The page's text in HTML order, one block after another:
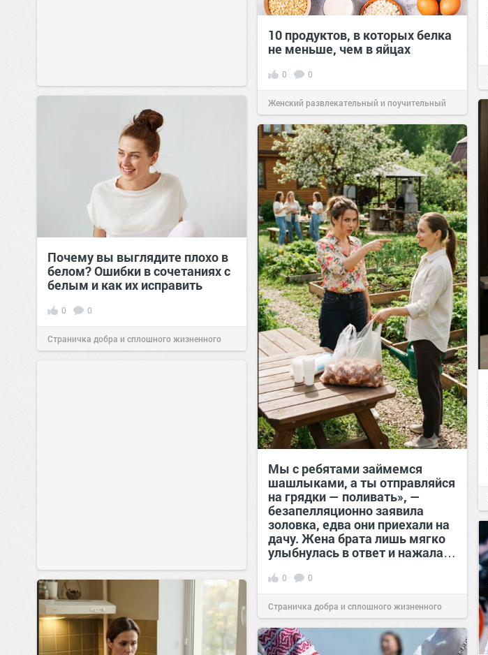
10 продуктов, в которых белка
не меньше, чем в яйцах
0 0
Женский развлекательный и поучительный
сайт.23:42Вчера
Почему вы выглядите плохо в
белом? Ошибки в сочетаниях с
белым и как их исправить
0 0
Страничка добра и сплошного жизненного
Мы с ребятами займемся
шашлыками, а ты отправляйся
на грядки — поливать», —
безапелляционно заявила
золовка, едва они приехали на
дачу. Жена брата лишь мягко
улыбнулась в ответ и нажала…
0 0
Страничка добра и сплошного жизненного
позитива!00:29Сегодня